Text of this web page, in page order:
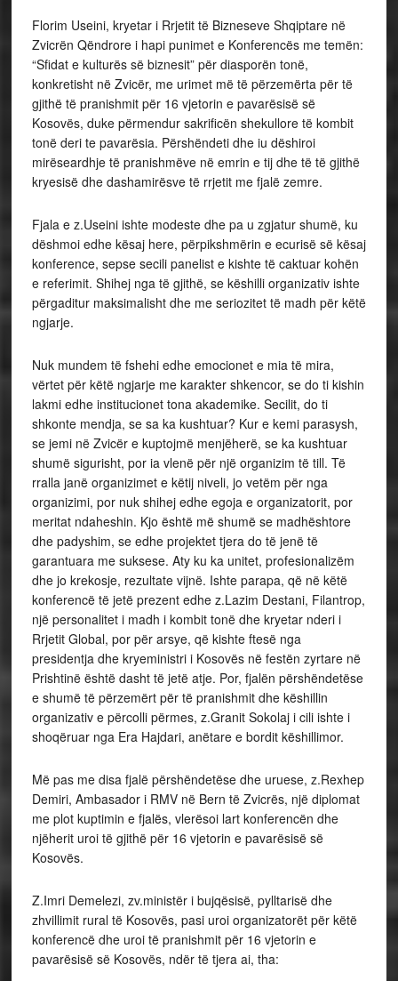
Florim Useini, kryetar i Rrjetit të Bizneseve Shqiptare në
Zvicrën Qëndrore i hapi punimet e Konferencës me temën:
“Sfidat e kulturës së biznesit” për diasporën tonë,
konkretisht në Zvicër, me urimet më të përzemërta për të
gjithë të pranishmit për 16 vjetorin e pavarësisë së
Kosovës, duke përmendur sakrificën shekullore të kombit
tonë deri te pavarësia. Përshëndeti dhe iu dëshiroi
mirëseardhje të pranishmëve në emrin e tij dhe të të gjithë
kryesisë dhe dashamirësve të rrjetit me fjalë zemre.
Fjala e z.Useini ishte modeste dhe pa u zgjatur shumë, ku
dëshmoi edhe kësaj here, përpikshmërin e ecurisë së kësaj
konference, sepse secili panelist e kishte të caktuar kohën
e referimit. Shihej nga të gjithë, se këshilli organizativ ishte
përgaditur maksimalisht dhe me seriozitet të madh për këtë
ngjarje.
Nuk mundem të fshehi edhe emocionet e mia të mira,
vërtet për këtë ngjarje me karakter shkencor, se do ti kishin
lakmi edhe institucionet tona akademike. Secilit, do ti
shkonte mendja, se sa ka kushtuar? Kur e kemi parasysh,
se jemi në Zvicër e kuptojmë menjëherë, se ka kushtuar
shumë sigurisht, por ia vlenë për një organizim të till. Të
rralla janë organizimet e këtij niveli, jo vetëm për nga
organizimi, por nuk shihej edhe egoja e organizatorit, por
meritat ndaheshin. Kjo është më shumë se madhështore
dhe padyshim, se edhe projektet tjera do të jenë të
garantuara me suksese. Aty ku ka unitet, profesionalizëm
dhe jo krekosje, rezultate vijnë. Ishte parapa, që në këtë
konferencë të jetë prezent edhe z.Lazim Destani, Filantrop,
një personalitet i madh i kombit tonë dhe kryetar nderi i
Rrjetit Global, por për arsye, që kishte ftesë nga
presidentja dhe kryeministri i Kosovës në festën zyrtare në
Prishtinë është dasht të jetë atje. Por, fjalën përshëndetëse
e shumë të përzemërt për të pranishmit dhe këshillin
organizativ e përcolli përmes, z.Granit Sokolaj i cili ishte i
shoqëruar nga Era Hajdari, anëtare e bordit këshillimor.
Më pas me disa fjalë përshëndetëse dhe uruese, z.Rexhep
Demiri, Ambasador i RMV në Bern të Zvicrës, një diplomat
me plot kuptimin e fjalës, vlerësoi lart konferencën dhe
njëherit uroi të gjithë për 16 vjetorin e pavarësisë së
Kosovës.
Z.Imri Demelezi, zv.ministër i bujqësisë, pylltarisë dhe
zhvillimit rural të Kosovës, pasi uroi organizatorët për këtë
konferencë dhe uroi të pranishmit për 16 vjetorin e
pavarësisë së Kosovës, ndër të tjera ai, tha: